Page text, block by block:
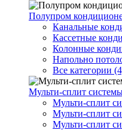
Полупром
Канальные
Кассетные
Колонные
Напольно
Все категории
Мульти-сплит
Мульти-сплит
Мульти-сплит
Мульти-сплит